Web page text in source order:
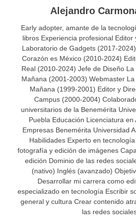
Alejandro
Early adopter, amante de la
libros Experiencia profesional Editor
Laboratorio de Gadgets (2017-
Corazón es México (2010-2024)
Real (2010-2024) Jefe de Diseño
Mañana (2001-2003) Webmaster
Mañana (1999-2001) Editor y
Campus (2000-2004)
universitarios de la Benemérita
Puebla Educación Licenciatura en
Empresas Benemérita Universidad
Habilidades Experto en
fotografía y edición de imágenes
edición Dominio de las redes
(nativo) Inglés (avanzado)
Desarrollar mi carrera como
especializado en tecnología Escribir
general y cultura Crear contenido
las redes